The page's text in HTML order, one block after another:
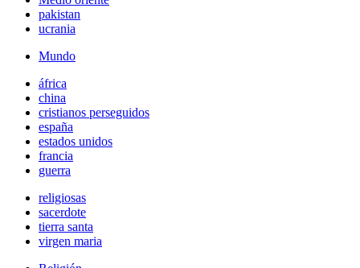
pakistan
ucrania
Mundo
áfrica
china
cristianos perseguidos
españa
estados unidos
francia
guerra
religiosas
sacerdote
tierra santa
virgen maria